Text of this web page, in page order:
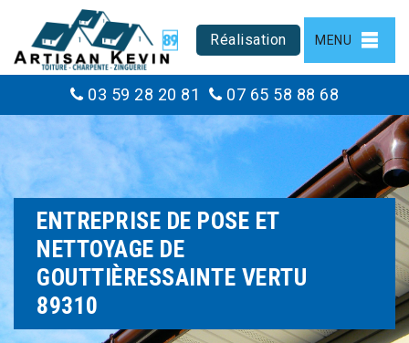
Réalisation MENU
03 59 28 20 81 07 65 58 88 68
ENTREPRISE DE POSE ET
NETTOYAGE DE
GOUTTIÈRESSAINTE VERTU
89310